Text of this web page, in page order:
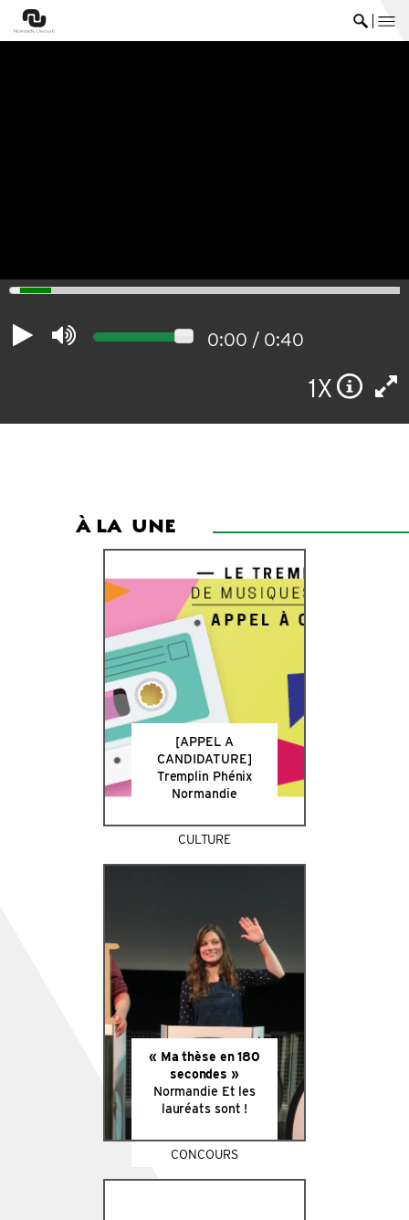
Ouvrir
0:00 / 0:40
À LA UNE
[APPEL A
CANDIDATURE]
Tremplin Phénix
Normandie
CULTURE
« Ma thèse en 180
secondes »
Normandie Et les
lauréats sont !
CONCOURS